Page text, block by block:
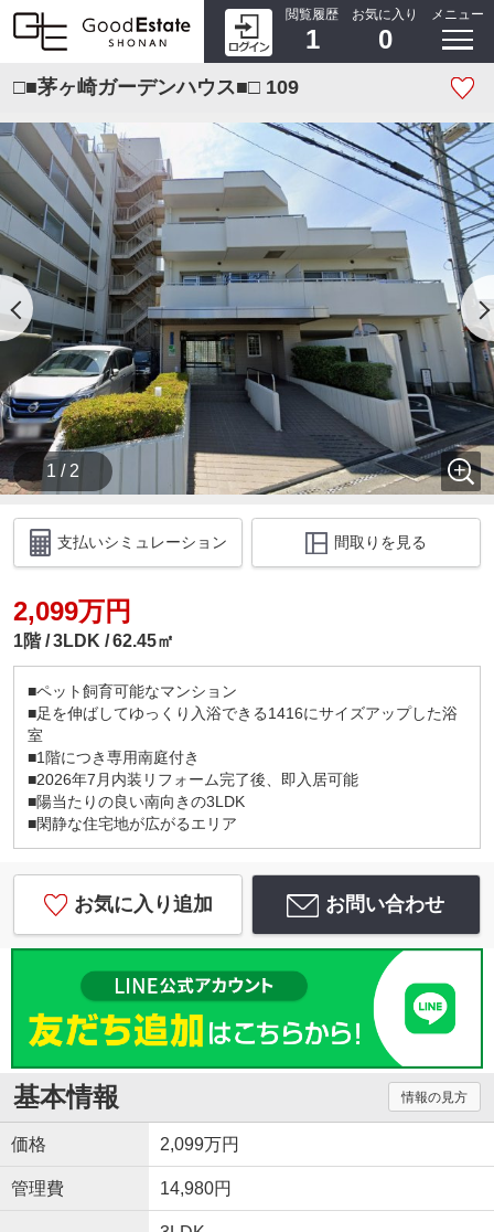
閲覧履歴
1
お気に入り
0
メニュー
□■茅ヶ崎ガーデンハウス■□ 109
1 / 2
支払いシミュレーション 間取りを見る
2,099万円
1階 3LDK 62.45㎡
■ペット飼育可能なマンション
■足を伸ばしてゆっくり入浴できる1416にサイズアップした浴
室
■1階につき専用南庭付き
■2026年7月内装リフォーム完了後、即入居可能
■陽当たりの良い南向きの3LDK
■閑静な住宅地が広がるエリア
お気に入り追加 お問い合わせ
基本情報 情報の見方
価格 2,099万円
管理費 14,980円